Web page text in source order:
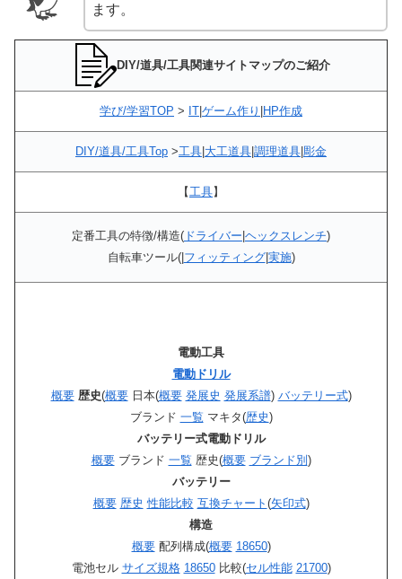
ます。
DIY/道具/工具関連サイトマップのご紹介
学び/学習TOP > IT ゲーム作り HP作成
DIY/道具/工具Top >工具 大工道具 調理道具 彫金
【工具】
定番工具の特徴/構造( ドライバー ヘックスレンチ)
自転車ツール(| フィッティング| 実施)
電動工具
電動ドリル
概要 歴史(概要日本(概要 発展史 発展系譜) バッテリー式)
ブランド 一覧 マキタ(歴史)
バッテリー式電動ドリル
概要ブランド 一覧 歴史(概要 ブランド別 )
バッテリー
概要 歴史 性能比較 互換チャート (矢印式)
構造
概要配列構成(概要 18650)
電池セル サイズ規格 18650比較(セル性能 21700)